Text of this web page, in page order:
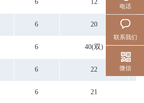
6 12
6 20
6 40(双)
6 22
6 21
电话
联系我们
微信